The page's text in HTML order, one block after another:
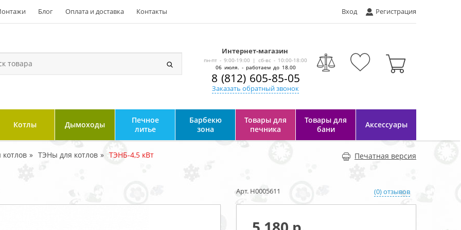
Блог Оплата и доставка Контакты Вход Регистрация
Интернет-магазин
-
пн-пт - 9:00-19:00 | сб-вс - 10:00-18:00
06 июля. - работаем до 18.00
8 (812) 605-85-05
Заказать обратный звонок
Котлы Дымоходы
Печное
литье
Барбекю
зона
Товары для
печника
Товары для
бани
Аксессуары
Печатная версия
котлов ТЭНы для котлов ТЭНБ-4,5 кВт
Арт. Н0005611 (0) отзывов